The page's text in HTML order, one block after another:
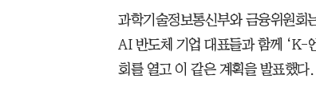
과학기술정보통신부와 금융위원회
AI 반도체 기업 대표들과 함께 ‘K-
회를 열고 이 같은 계획을 발표했다.